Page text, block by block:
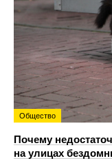
Общество
Почему
на улицах